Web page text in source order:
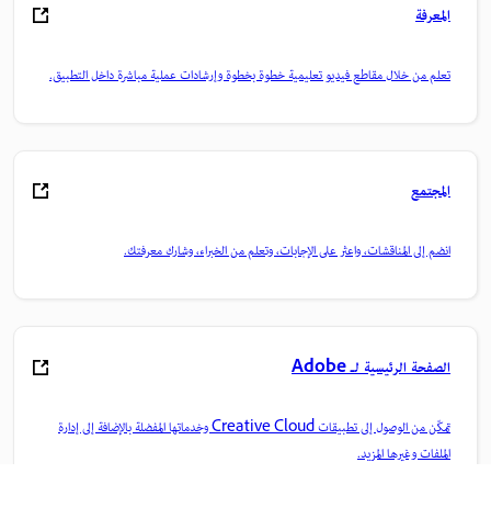
المعرفة
تعلم من خلال مقاطع فيديو تعليمية خطوة بخطوة وإرشادات عملية مباشرة داخل التطبيق.
المجتمع
انضم إلى المناقشات، واعثر على الإجابات، وتعلم من الخبراء، وشارك معرفتك.
الصفحة الرئيسية لـ Adobe
تمكّن من الوصول إلى تطبيقات Creative Cloud وخدماتها المفضلة بالإضافة إلى إدارة
الملفات وغيرها المزيد.